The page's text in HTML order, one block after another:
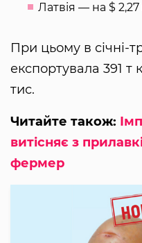
Латвія — на $ 2,27
При цьому в січні-
експортувала 391 т
тис.
Читайте також:
витісняє з
фермер